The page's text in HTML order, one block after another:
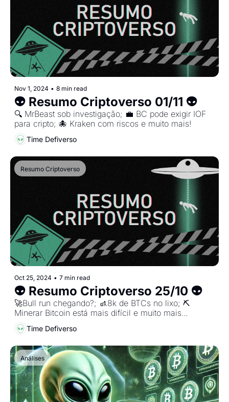
Nov 1, 2024 • 8 min read
👽 Resumo Criptoverso 01/11 👽
🔍 MrBeast sob investigação; 💼 BC pode exigir IOF
para cripto; 🐙 Kraken com riscos e muito mais!
Time Defiverso
Resumo Criptoverso
Oct 25, 2024 • 7 min read
👽 Resumo Criptoverso 25/10 👽
🚀Bull run chegando?; 🚮8k de BTCs no lixo; ⛏️
Minerar Bitcoin está mais difícil e muito mais...
Time Defiverso
Análises